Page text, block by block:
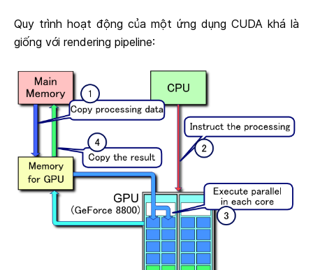
Quy trình hoạt động của một ứng dụng CUDA khá là
giống với rendering pipeline: